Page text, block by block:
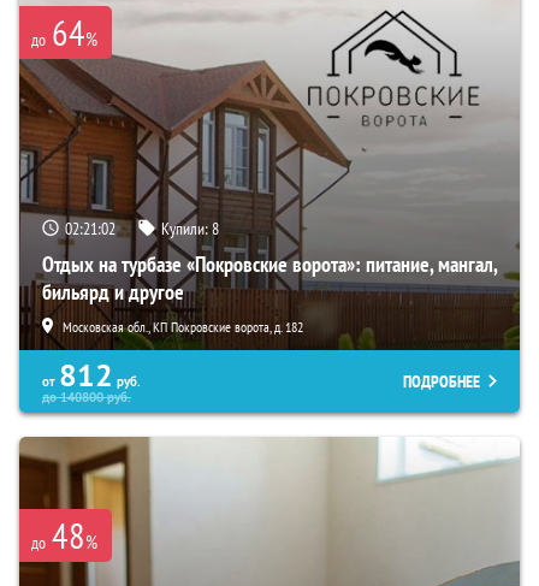
до 64%
02:21:01 Купили:8
Отдых на турбазе «Покровские ворота»: питание, мангал,
бильярд и другое
Московская обл., КП Покровские ворота, д. 182
от 812 руб.
до140800руб.
ПОДРОБНЕЕ
до 48%